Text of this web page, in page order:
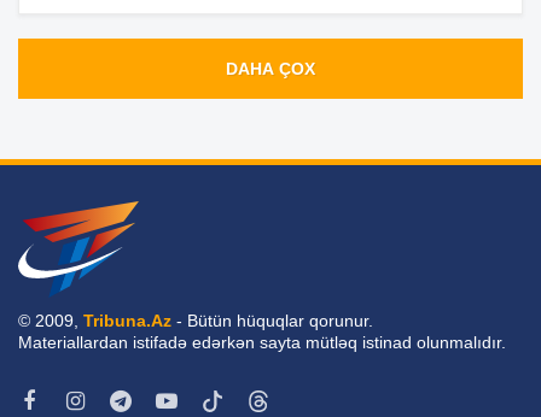
DAHA ÇOX
© 2009, Tribuna.Az - Bütün hüquqlar qorunur.
Materiallardan istifadə edərkən sayta mütləq istinad olunmalıdır.